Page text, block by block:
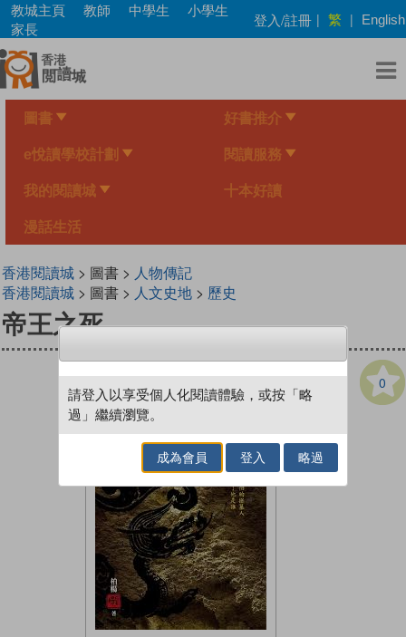
Skip
main
content
教城主頁 教師 中學生
小學生
家長
登入/註冊 | 繁 | English
圖書 好書推介
e悅讀學校計劃 閱讀服務
我的閱讀城 十本好讀
漫話生活
香港閱讀城> 圖書 > 人物傳記
香港閱讀城> 圖書 > 人文史地> 歷史
帝王之死
0
請登入以享受個人化閱讀體驗，或按「略
過」繼續瀏覽。
成為會員 登入 略過